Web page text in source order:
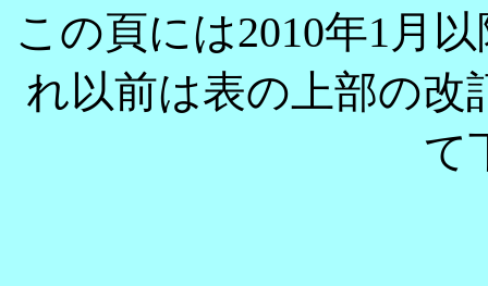
この頁には2010年1月
れ以前は表の上部の改
て